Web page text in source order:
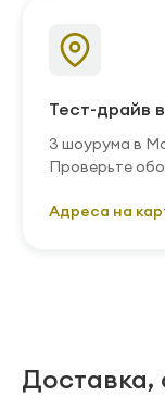
Тест-драйв
3 шоурума в
Проверьте
Адреса на
Доставка,